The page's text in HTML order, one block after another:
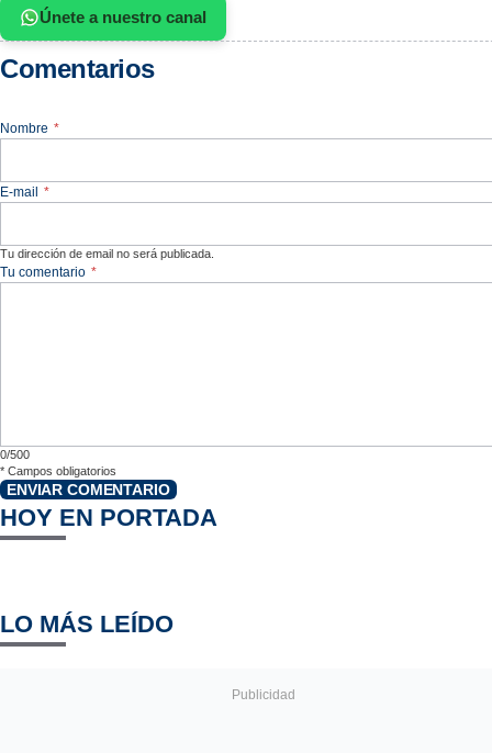
Únete a nuestro canal
Comentarios
Nombre *
E-mail *
Tu dirección de email no será publicada.
Tu comentario *
0/500
* Campos obligatorios
ENVIAR COMENTARIO
HOY EN PORTADA
LO MÁS LEÍDO